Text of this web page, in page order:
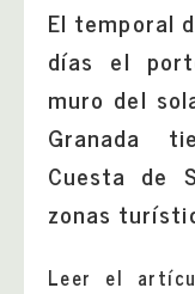
El temporal
días el
muro del
Granada
Cuesta de
zonas
Leer el